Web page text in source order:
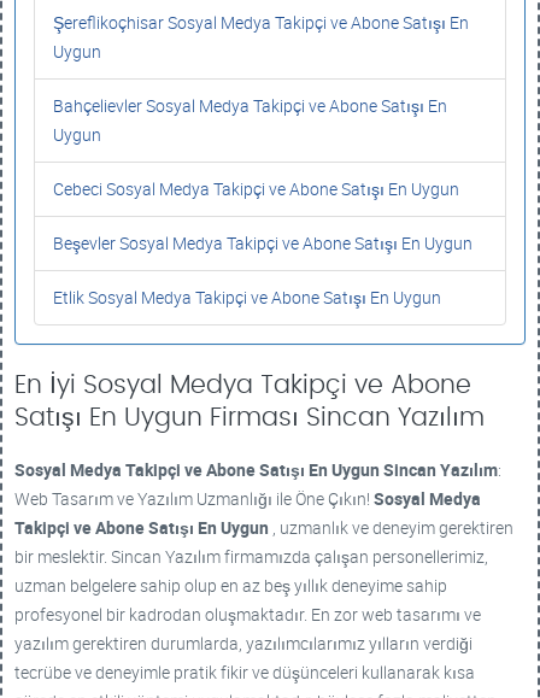
Şereflikoçhisar Sosyal Medya Takipçi ve Abone Satışı En
Uygun
Bahçelievler Sosyal Medya Takipçi ve Abone Satışı En
Uygun
Cebeci Sosyal Medya Takipçi ve Abone Satışı En Uygun
Beşevler Sosyal Medya Takipçi ve Abone Satışı En Uygun
Etlik Sosyal Medya Takipçi ve Abone Satışı En Uygun
En İyi Sosyal Medya Takipçi ve Abone
Satışı En Uygun Firması Sincan Yazılım
Sosyal Medya Takipçi ve Abone Satışı En Uygun Sincan Yazılım:
Web Tasarım ve Yazılım Uzmanlığı ile Öne Çıkın! Sosyal Medya
Takipçi ve Abone Satışı En Uygun , uzmanlık ve deneyim gerektiren
bir meslektir. Sincan Yazılım firmamızda çalışan personellerimiz,
uzman belgelere sahip olup en az beş yıllık deneyime sahip
profesyonel bir kadrodan oluşmaktadır. En zor web tasarımı ve
yazılım gerektiren durumlarda, yazılımcılarımız yılların verdiği
tecrübe ve deneyimle pratik fikir ve düşünceleri kullanarak kısa